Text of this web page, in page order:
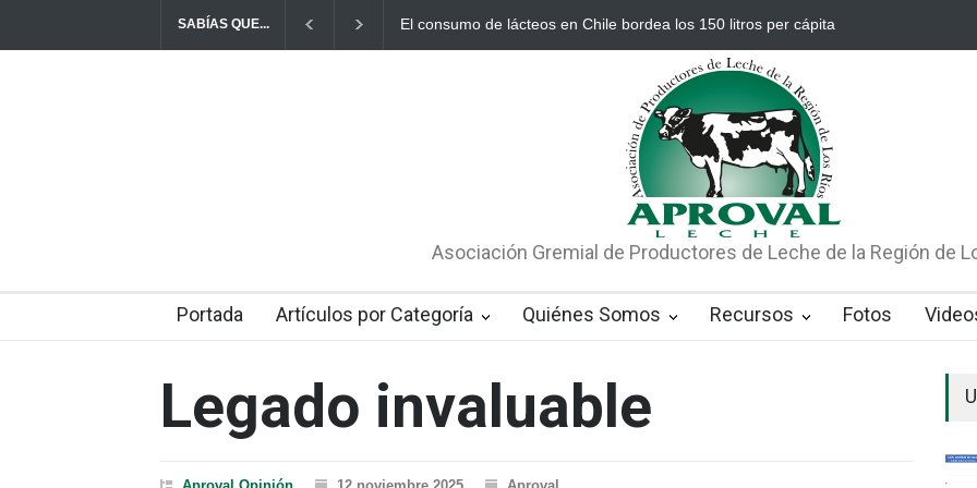
SABÍAS QUE... El consumo de lácteos en Chile bordea los 150 litros per cápita Río Bueno es la
Asociación Gremial de Productores de Leche de la Región de
Portada Artículos por Categoría Quiénes Somos Recursos Fotos
Legado invaluable